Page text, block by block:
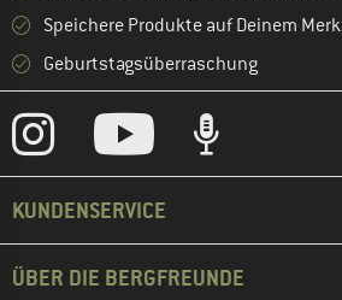
Speichere Produkte auf Deinem
Geburtstagsüberraschung
KUNDENSERVICE
ÜBER DIE BERGFREUNDE